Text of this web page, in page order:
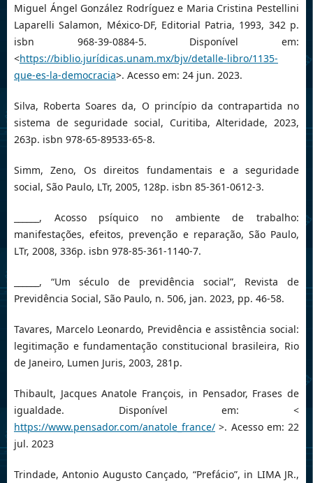
Miguel Ángel González Rodríguez e Maria Cristina Pestellini
Laparelli Salamon, México-DF, Editorial Patria, 1993, 342 p.
isbn 968-39-0884-5. Disponível em:
<https://biblio.jurídicas.unam.mx/bjv/detalle-libro/1135-
que-es-la-democracia>. Acesso em: 24 jun. 2023.
Silva, Roberta Soares da, O princípio da contrapartida no
sistema de seguridade social, Curitiba, Alteridade, 2023,
263p. isbn 978-65-89533-65-8.
Simm, Zeno, Os direitos fundamentais e a seguridade
social, São Paulo, LTr, 2005, 128p. isbn 85-361-0612-3.
______, Acosso psíquico no ambiente de trabalho:
manifestações, efeitos, prevenção e reparação, São Paulo,
LTr, 2008, 336p. isbn 978-85-361-1140-7.
______, “Um século de previdência social”, Revista de
Previdência Social, São Paulo, n. 506, jan. 2023, pp. 46-58.
Tavares, Marcelo Leonardo, Previdência e assistência social:
legitimação e fundamentação constitucional brasileira, Rio
de Janeiro, Lumen Juris, 2003, 281p.
Thibault, Jacques Anatole François, in Pensador, Frases de
igualdade. Disponível em: <
https://www.pensador.com/anatole_france/>. Acesso em: 22
jul. 2023
Trindade, Antonio Augusto Cançado, “Prefácio”, in LIMA JR.,